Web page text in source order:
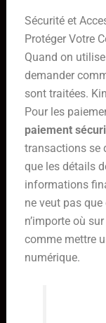
Sécurité et
Protéger Votre
Quand on
demander
sont traitées.
Pour les
paiement
transactions se
que les détails
informations
ne veut pas
n’importe où
comme mettre
numérique.